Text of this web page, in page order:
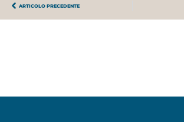
ARTICOLO PRECEDENTE